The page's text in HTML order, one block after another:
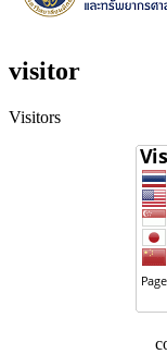
visitor
Visitors